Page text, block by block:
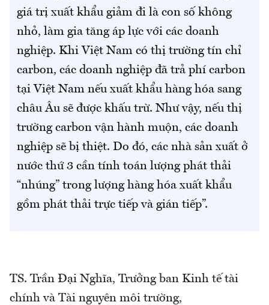
giá trị xuất khẩu giảm đi là con số không
nhỏ, làm gia tăng áp lực với các doanh
nghiệp. Khi Việt Nam có thị trường tín chỉ
carbon, các doanh nghiệp đã trả phí carbon
tại Việt Nam nếu xuất khẩu hàng hóa sang
châu Âu sẽ được khấu trừ. Như vậy, nếu thị
trường carbon vận hành muộn, các doanh
nghiệp sẽ bị thiệt. Do đó, các nhà sản xuất ở
nước thứ 3 cần tính toán lượng phát thải
“nhúng” trong lượng hàng hóa xuất khẩu
gồm phát thải trực tiếp và gián tiếp”.
TS. Trần Đại Nghĩa, Trưởng ban Kinh tế tài
chính và Tài nguyên môi trường,